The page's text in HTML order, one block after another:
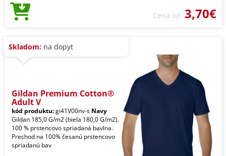
Cena od 3,70€
Skladom: na dopyt
Gildan Premium Cotton®
Adult V
kód produktu:gi41V00nv-s Navy
Gildan 185,0 G/m2 (biela 180,0 G/m2).
100 % prstencovo spriadaná bavlna.
Prechod na 100% česanú prstencovo
spriadanú bav